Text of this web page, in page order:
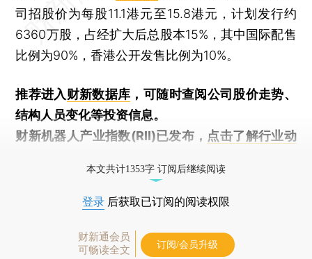
司招股价为每股11.1港元至15.8港元，计划发行约
6360万股，占经扩大后总股本15%，其中国际配售
比例为90%，香港公开发售比例为10%。
推荐进入财新数据库 ，可随时查阅公司股价走势、
结构人员变化等投资信息。
财新机器人产业指数(RII)已发布， 点击了解行业动
本文共计1353字 订阅后继续阅读
登录 后获取已订阅的阅读权限
财新通会员
可畅读全文
订阅/会员升级